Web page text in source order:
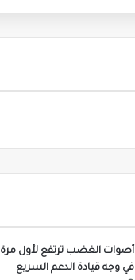
أصوات الغضب ترتفع لأول مرة
في وجه قيادة الدعم السريع